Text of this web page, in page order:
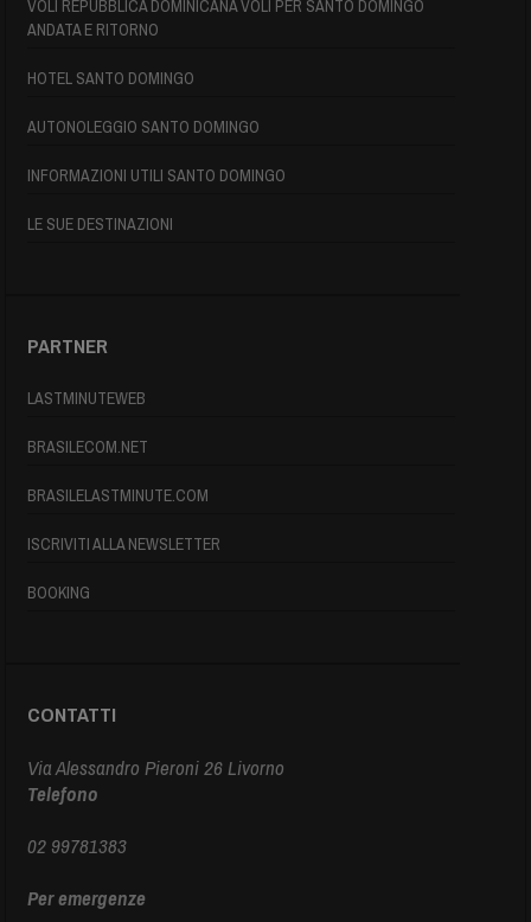
VOLI REPUBBLICA DOMINICANA VOLI PER SANTO DOMINGO
ANDATA E RITORNO
HOTEL SANTO DOMINGO
AUTONOLEGGIO SANTO DOMINGO
INFORMAZIONI UTILI SANTO DOMINGO
LE SUE DESTINAZIONI
PARTNER
LASTMINUTEWEB
BRASILECOM.NET
BRASILELASTMINUTE.COM
ISCRIVITI ALLA NEWSLETTER
BOOKING
CONTATTI
Via Alessandro Pieroni 26 Livorno
Telefono
02 99781383
Per emergenze